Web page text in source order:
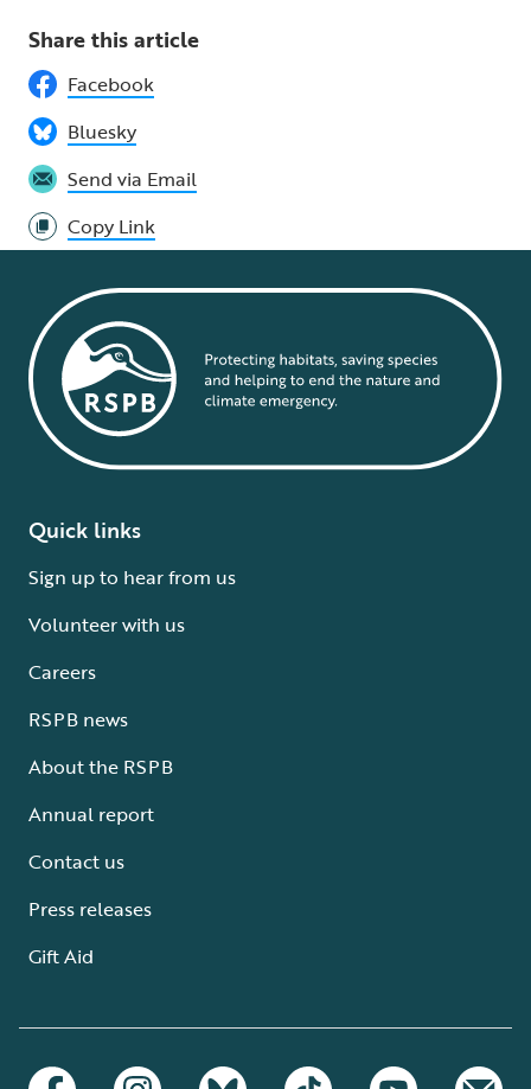
Share this article
Facebook
Bluesky
Send via Email
Copy Link
Quick links
Sign up to hear from us
Volunteer with us
Careers
RSPB news
About the RSPB
Annual report
Contact us
Press releases
Gift Aid